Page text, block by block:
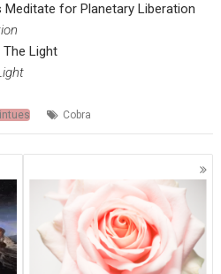
Meditate for Planetary Liberation
Light
Cobra